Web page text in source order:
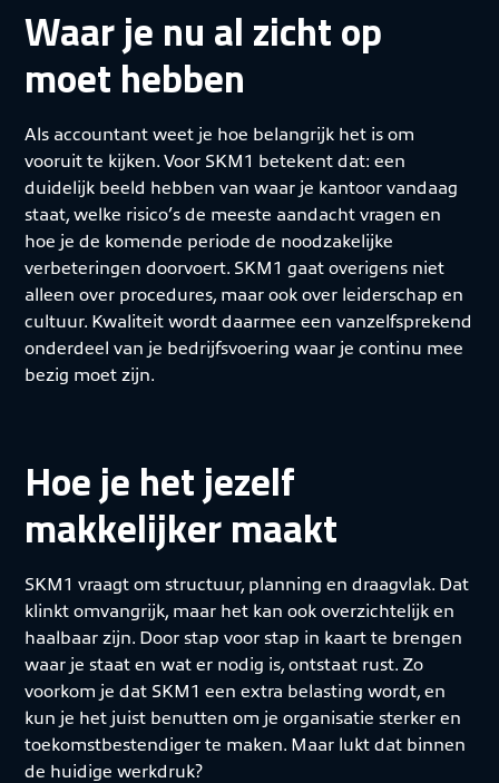
Waar je nu al zicht op
moet hebben
Als accountant weet je hoe belangrijk het is om
vooruit te kijken. Voor SKM1 betekent dat: een
duidelijk beeld hebben van waar je kantoor vandaag
staat, welke risico’s de meeste aandacht vragen en
hoe je de komende periode de noodzakelijke
verbeteringen doorvoert. SKM1 gaat overigens niet
alleen over procedures, maar ook over leiderschap en
cultuur. Kwaliteit wordt daarmee een vanzelfsprekend
onderdeel van je bedrijfsvoering waar je continu mee
bezig moet zijn.
Hoe je het jezelf
makkelijker maakt
SKM1 vraagt om structuur, planning en draagvlak. Dat
klinkt omvangrijk, maar het kan ook overzichtelijk en
haalbaar zijn. Door stap voor stap in kaart te brengen
waar je staat en wat er nodig is, ontstaat rust. Zo
voorkom je dat SKM1 een extra belasting wordt, en
kun je het juist benutten om je organisatie sterker en
toekomstbestendiger te maken. Maar lukt dat binnen
de huidige werkdruk?